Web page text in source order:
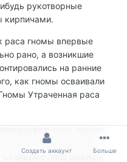
рукотворные
кирпичами.
раса гномы впервые
рано, а возникшие
на ранние
как гномы осваивали
Утраченная раса
потом изобрели
Скайриме либо дефицит
Создать аккаунт Больше